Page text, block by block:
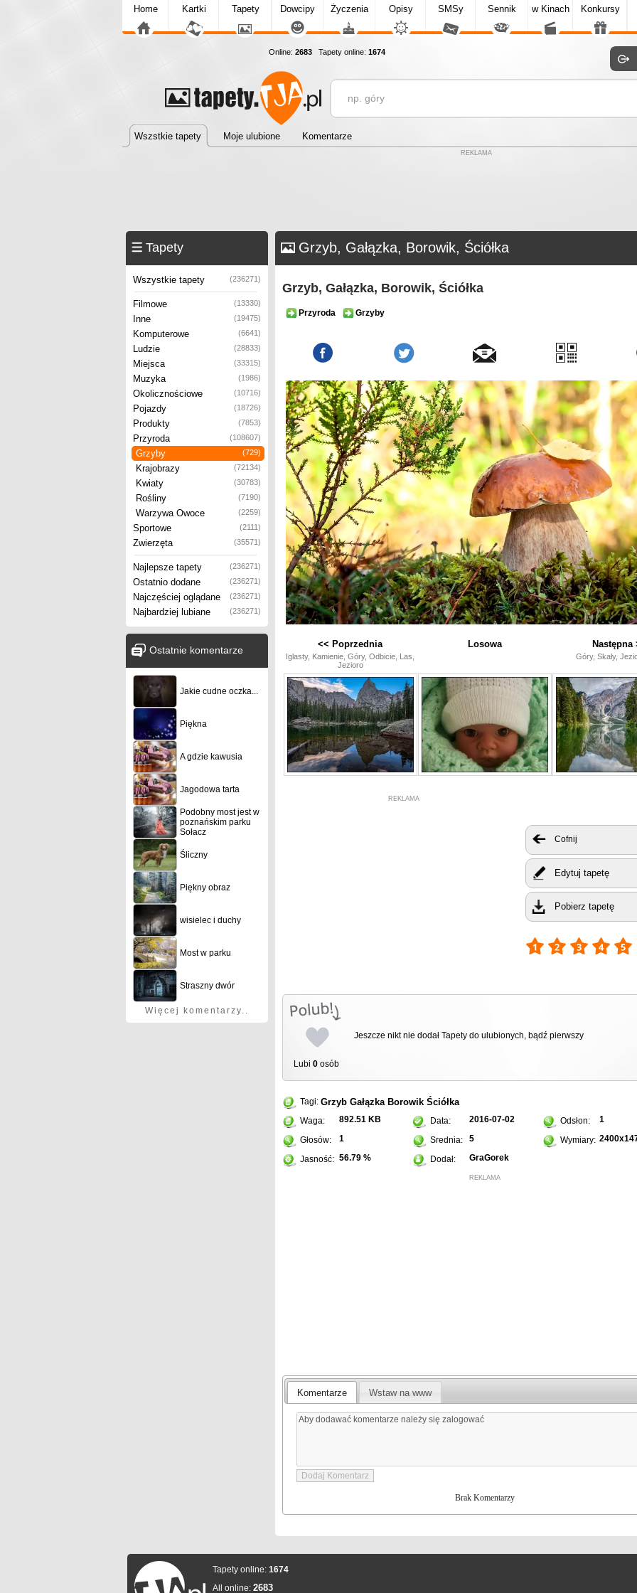
Home Kartki Tapety Dowcipy Życzenia Opisy SMSy Sennik w Kinach Konkursy
Online: 2683 Tapety online: 1674
Wszstkie tapety Moje ulubione Komentarze
REKLAMA
Tapety
Wszystkie tapety (236271)
Filmowe (13330)
Inne (19475)
Komputerowe (6641)
Ludzie (28833)
Miejsca (33315)
Muzyka (1986)
Okolicznościowe (10716)
Pojazdy (18726)
Produkty (7853)
Przyroda (108607)
Grzyby (729)
Krajobrazy (72134)
Kwiaty (30783)
Rośliny (7190)
Warzywa Owoce (2259)
Sportowe (2111)
Zwierzęta (35571)
Najlepsze tapety (236271)
Ostatnio dodane (236271)
Najczęściej oglądane (236271)
Najbardziej lubiane (236271)
Ostatnie komentarze
Jakie cudne oczka...
Piękna
A gdzie kawusia
Jagodowa tarta
Podobny most jest w
poznańskim parku
Sołacz
Śliczny
Piękny obraz
wisielec i duchy
Most w parku
Straszny dwór
Więcej komentarzy..
Grzyb, Gałązka, Borowik, Ściółka
Grzyb, Gałązka, Borowik, Ściółka
Przyroda Grzyby
<< Poprzednia
Iglasty, Kamienie, Góry, Odbicie, Las,
Jezioro
Losowa Następna
Góry, Skały,
REKLAMA
Cofnij
Edytuj tapetę
Pobierz tapetę
Lubi 0 osób
Jeszcze nikt nie dodał Tapety do ulubionych, bądź pierwszy
Tagi: Grzyb Gałązka Borowik Ściółka
Waga: 892.51 KB Data: 2016-07-02 Odsłon: 1
Głosów: 1 Srednia: 5 Wymiary:
Jasność: 56.79 % Dodał: GraGorek
REKLAMA
Komentarze Wstaw na www
Brak Komentarzy
Tapety online: 1674
All online: 2683